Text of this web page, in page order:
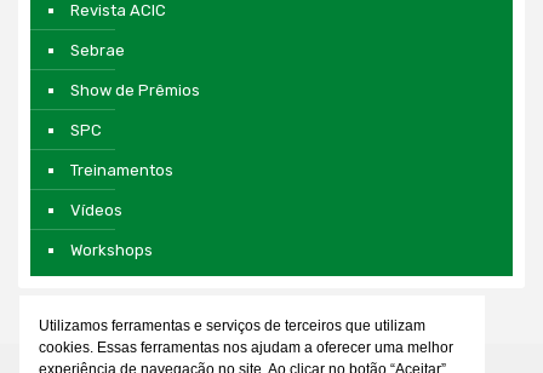
Revista ACIC
Sebrae
Show de Prêmios
SPC
Treinamentos
Vídeos
Workshops
Utilizamos ferramentas e serviços de terceiros que utilizam
cookies. Essas ferramentas nos ajudam a oferecer uma melhor
experiência de navegação no site. Ao clicar no botão “Aceitar”